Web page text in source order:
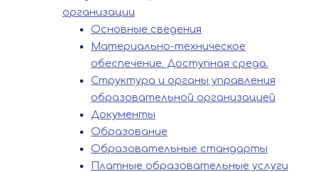
организации
Основные сведения
Материально-техническое
обеспечение. Доступная среда.
Структура и органы управления
образовательной организацией
Документы
Образование
Образовательные стандарты
Платные образовательные услуги